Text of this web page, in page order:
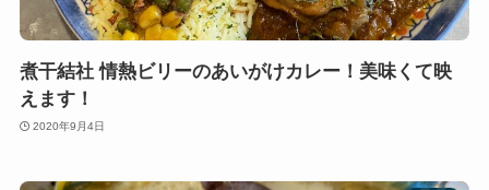
煮干結社 情熱ビリーのあいがけカレー！美味くて映
えます！
2020年9月4日